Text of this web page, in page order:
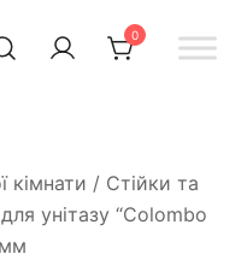
0
кімнати / Стійки та
унітазу “Colombo